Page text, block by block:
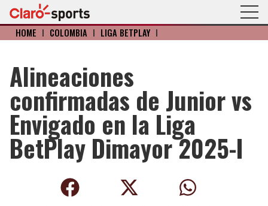
HOME I COLOMBIA I LIGA BETPLAY I
Alineaciones
confirmadas de Junior vs
Envigado en la Liga
BetPlay Dimayor 2025-I